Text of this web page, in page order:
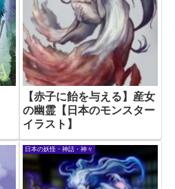
【赤子に飴を与える】産女
の幽霊【日本のモンスター
イラスト】
日本の妖怪・神話・神々